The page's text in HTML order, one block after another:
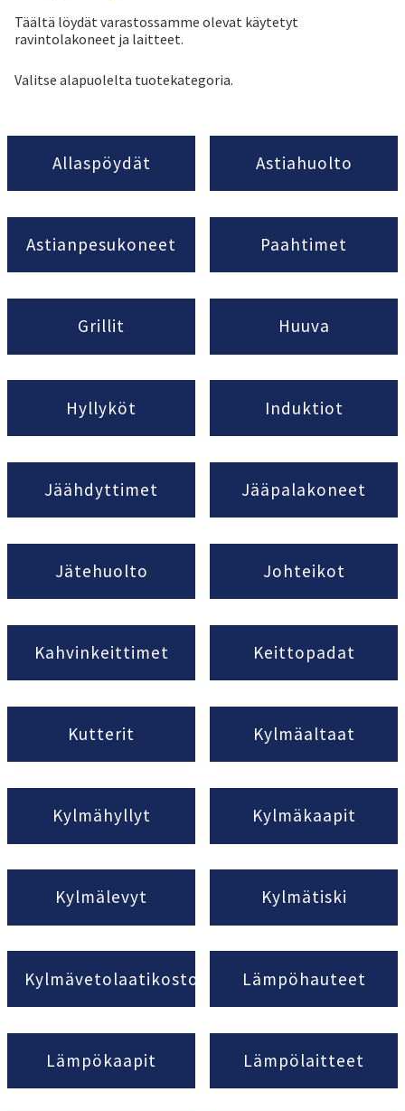
Käytetyt laitteet
Tuoteluettelot
Täältä löydät varastossamme olevat käytetyt
ravintolakoneet ja laitteet.
Valitse alapuolelta tuotekategoria.
Allaspöydät Astiahuolto
Astianpesukoneet Paahtimet
Grillit Huuva
Hyllyköt Induktiot
Jäähdyttimet Jääpalakoneet
Jätehuolto Johteikot
Kahvinkeittimet Keittopadat
Kutterit Kylmäaltaat
Kylmähyllyt Kylmäkaapit
Kylmälevyt Kylmätiski
Kylmävetolaatikostot Lämpöhauteet
Lämpökaapit Lämpölaitteet